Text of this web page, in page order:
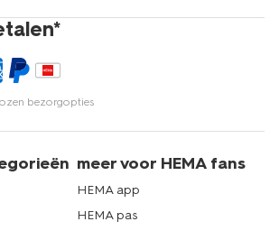
bezorgopties
meer voor HEMA fans
HEMA app
HEMA pas